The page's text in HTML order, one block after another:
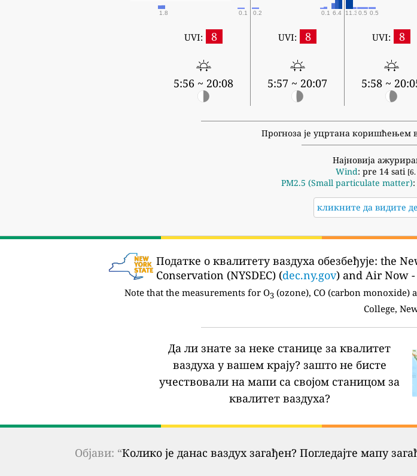
1.8 0.1 0.2 0.1 6.4 11.3 0.5 0.5
UVI: 8
5:56 ~ 20:08
UVI: 8
5:57 ~ 20:07
UVI: 8
5:58 ~
Прогноза је уцртана коришћењем
Најновија
Wind: pre 14 sati
PM2.5 (Small particulate matter)
кликните да видите
Податке о квалитету ваздуха обезбеђује: the
Conservation (NYSDEC) (dec.ny.gov) and Air Now -
Note that the measurements for O3 (ozone), CO (carbon monoxide)
College,
Да ли знате за неке станице за квалитет
ваздуха у вашем крају? зашто не бисте
учествовали на мапи са својом станицом за
квалитет ваздуха?
Објави: “Колико је данас ваздух загађен? Погледајте мапу